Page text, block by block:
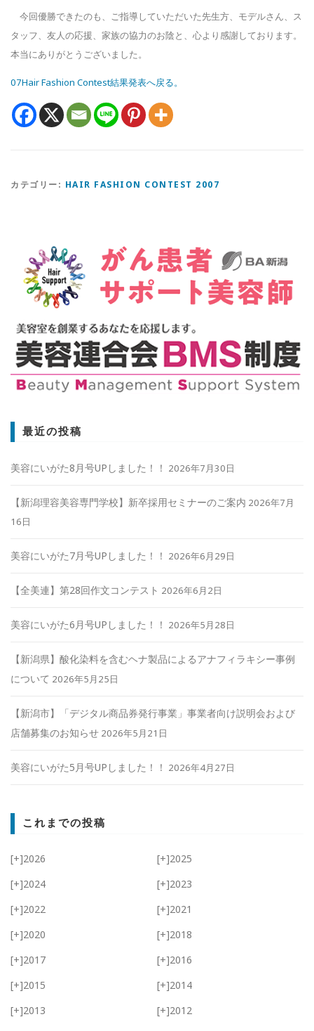
今回優勝できたのも、ご指導していただいた先生方、モデルさん、ス
タッフ、友人の応援、家族の協力のお陰と、心より感謝しております。
本当にありがとうございました。
07Hair Fashion Contest結果発表へ戻る。
カテゴリー: HAIR FASHION CONTEST 2007
最近の投稿
美容にいがた8月号UPしました！！ 2026年7月30日
【新潟理容美容専門学校】新卒採用セミナーのご案内 2026年7月
16日
美容にいがた7月号UPしました！！ 2026年6月29日
【全美連】第28回作文コンテスト 2026年6月2日
美容にいがた6月号UPしました！！ 2026年5月28日
【新潟県】酸化染料を含むヘナ製品によるアナフィラキシー事例
について 2026年5月25日
【新潟市】「デジタル商品券発行事業」事業者向け説明会および
店舗募集のお知らせ 2026年5月21日
美容にいがた5月号UPしました！！ 2026年4月27日
これまでの投稿
[+]2026 [+]2025
[+]2024 [+]2023
[+]2022 [+]2021
[+]2020 [+]2018
[+]2017 [+]2016
[+]2015 [+]2014
[+]2013 [+]2012